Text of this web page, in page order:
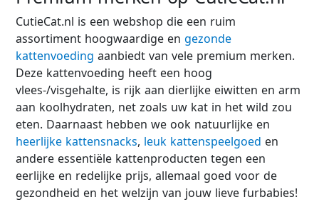
CutieCat.nl is een webshop die een ruim
assortiment hoogwaardige engezonde
kattenvoeding aanbiedt van vele premium merken.
Deze kattenvoeding heeft een hoog
vlees-/visgehalte, is rijk aan dierlijke eiwitten en arm
aan koolhydraten, net zoals uw kat in het wild zou
eten. Daarnaast hebben we ook natuurlijke en
heerlijke kattensnacks, leuk kattenspeelgoed en
andere essentiële kattenproducten tegen een
eerlijke en redelijke prijs, allemaal goed voor de
gezondheid en het welzijn van jouw lieve furbabies!